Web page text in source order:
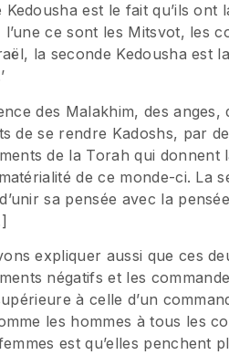
Kedousha est le fait qu’ils
l’une ce sont les Mitsvot, les
la seconde Kedousha est
des Malakhim, des
de se rendre Kadoshs, par
de la Torah qui donnent
de ce monde-ci. La
sa pensée avec la
expliquer aussi que ces
négatifs et les
à celle d’un
les hommes à tous les
est qu’elles penchent